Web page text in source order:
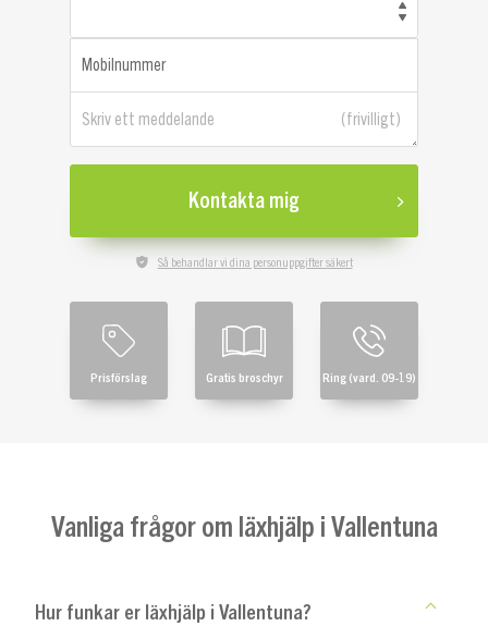
Mobilnummer
Skriv ett meddelande
Kontakta mig
Så behandlar vi dina personuppgifter säkert
Prisförslag Gratis broschyr Ring (vard. 09-19)
Vanliga frågor om läxhjälp i Vallentuna
Hur funkar er läxhjälp i Vallentuna?